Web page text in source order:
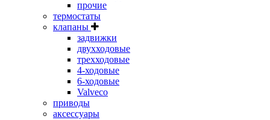
прочие
термостаты
клапаны
задвижки
двухходовые
трехходовые
4-ходовые
6-ходовые
Valveco
приводы
аксессуары